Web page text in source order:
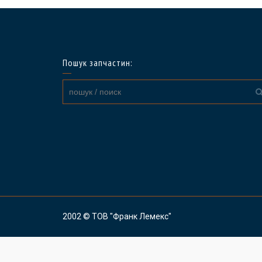
Пошук запчастин:
2002 © ТОВ "Франк Лемекс"